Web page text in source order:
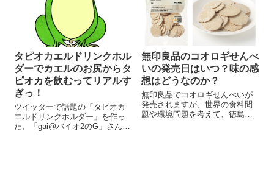
のほか、春の...
タピオカエルドリンクホル
ダーでカエルのお尻からタ
ピオカを飲むってリアルす
ぎっ！
ツイッターで話題の「タピオカ
エルドリンクホルダー」を作っ
た、「gai@バイオ2のG」さんの
無印良品のコオロギせんべ
いの発売日はいつ？味の感
想はどうなのか？
無印良品でコオロギせんべいが
発売されますが、世界の食料問
題や環境問題を考えて、徳島大